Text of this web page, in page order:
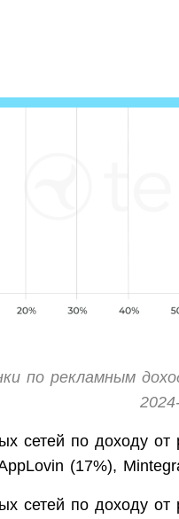
по рекламным
сетей по доходу
(17%),
сетей по доходу